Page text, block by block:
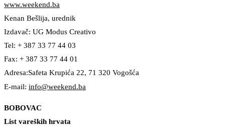
www.weekend.ba
Kenan Bešlija, urednik
Izdavač: UG Modus Creativo
Tel: + 387 33 77 44 03
Fax: + 387 33 77 44 01
Adresa:Safeta Krupića 22, 71 320 Vogošća
E-mail: info@weekend.ba
BOBOVAC
List vareških hrvata